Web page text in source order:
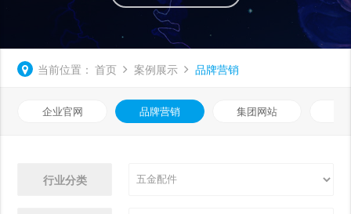
当前位置： 首页 案例展示 品牌营销
企业官网 品牌营销 集团网站
行业分类